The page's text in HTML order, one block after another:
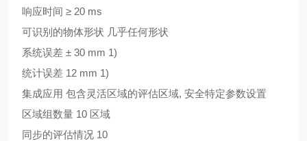
响应时间 ≥ 20 ms
可识别的物体形状 几乎任何形状
系统误差 ± 30 mm 1)
统计误差 12 mm 1)
集成应用 包含灵活区域的评估区域, 安全特定参数设置
区域组数量 10 区域
同步的评估情况 10